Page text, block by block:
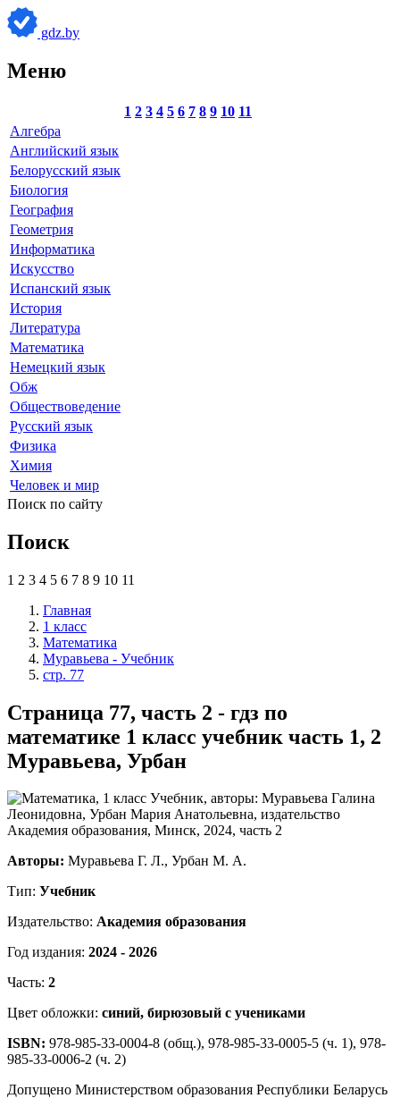
gdz.by
Меню
1 2 3 4 5 6 7 8 9 10 11
Алгебра
Английский язык
Белорусский язык
Биология
География
Геометрия
Информатика
Искусство
Испанский язык
История
Литература
Математика
Немецкий язык
Обж
Обществоведение
Русский язык
Физика
Химия
Человек и мир
Поиск по сайту
Поиск
1 2 3 4 5 6 7 8 9 10 11
Главная
1 класс
Математика
Муравьева - Учебник
стр. 77
Страница 77, часть 2 - гдз по
математике 1 класс учебник часть 1, 2
Муравьева, Урбан
Авторы: Муравьева Г. Л., Урбан М. А.
Тип: Учебник
Издательство: Академия образования
Год издания: 2024 - 2026
Часть: 2
Цвет обложки: синий, бирюзовый с учениками
ISBN: 978-985-33-0004-8 (общ.), 978-985-33-0005-5 (ч. 1), 978-
985-33-0006-2 (ч. 2)
Допущено Министерством образования Республики Беларусь